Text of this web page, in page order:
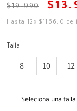
$19.990 $13 .
Hasta12 x $1166 ,0 de
Talla
8 10 12
Seleciona una